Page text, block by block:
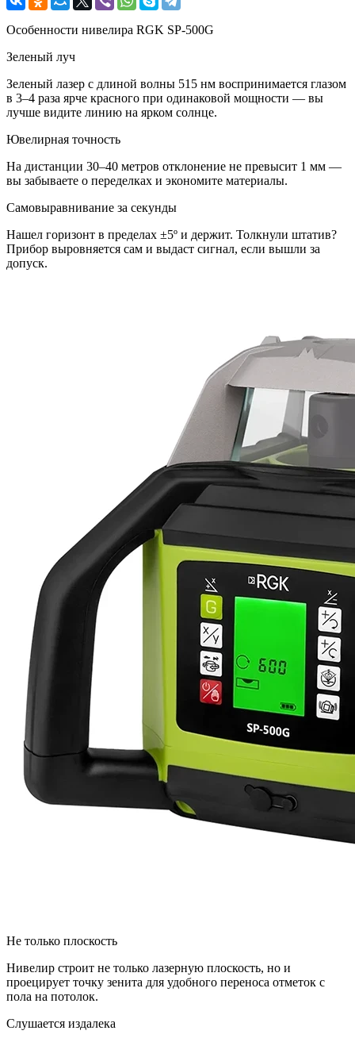
Особенности нивелира RGK SP-500G
Зеленый луч
Зеленый лазер с длиной волны 515 нм воспринимается глазом
в 3–4 раза ярче красного при одинаковой мощности — вы
лучше видите линию на ярком солнце.
Ювелирная точность
На дистанции 30–40 метров отклонение не превысит 1 мм —
вы забываете о переделках и экономите материалы.
Самовыравнивание за секунды
Нашел горизонт в пределах ±5º и держит. Толкнули штатив?
Прибор выровняется сам и выдаст сигнал, если вышли за
допуск.
Не только плоскость
Нивелир строит не только лазерную плоскость, но и
проецирует точку зенита для удобного переноса отметок с
пола на потолок.
Слушается издалека